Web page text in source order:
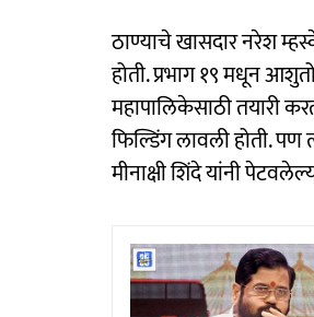
ठाण्याचे खासदार नरेश
होती. प्रभाग १९ मधून
महापालिकेसाठी तयारी
फिल्डिंग लावली होती. पण
मीनाक्षी शिंदे यांनी